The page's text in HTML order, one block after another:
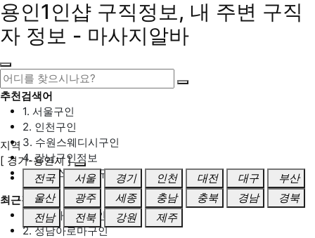
용인1인샵 구직정보, 내 주변 구직
자 정보 - 마사지알바
추천검색어
1. 서울구인
2. 인천구인
3. 수원스웨디시구인
4. 강남구인정보
5. 동탄스웨디시구인
최근검색어
1. 일산마사지구인
2. 성남아로마구인
지역
[ 경기-용인시 ]
전국
서울 경기 인천 대전 대구
부산
울산
광주 세종 충남 충북 경남
경북
전남
전북 강원 제주